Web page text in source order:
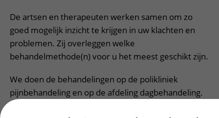
De artsen en therapeuten werken samen om zo
goed mogelijk inzicht te krijgen in uw klachten en
problemen. Zij overleggen welke
behandelmethode(n) voor u het meest geschikt zijn.
We doen de behandelingen op de polikliniek
pijnbehandeling en op de afdeling dagbehandeling.
Anesthesieverpleegkundigen en doktersassistenten